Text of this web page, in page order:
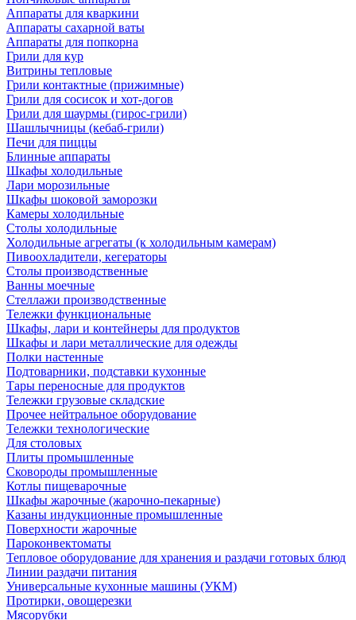
Аппараты для кваркини
Аппараты сахарной ваты
Аппараты для попкорна
Грили для кур
Витрины тепловые
Грили контактные (прижимные)
Грили для сосисок и хот-догов
Грили для шаурмы (гирос-грили)
Шашлычницы (кебаб-грили)
Печи для пиццы
Блинные аппараты
Шкафы холодильные
Лари морозильные
Шкафы шоковой заморозки
Камеры холодильные
Столы холодильные
Холодильные агрегаты (к холодильным камерам)
Пивоохладители, кегераторы
Столы производственные
Ванны моечные
Стеллажи производственные
Тележки функциональные
Шкафы, лари и контейнеры для продуктов
Шкафы и лари металлические для одежды
Полки настенные
Подтоварники, подставки кухонные
Тары переносные для продуктов
Тележки грузовые складские
Прочее нейтральное оборудование
Тележки технологические
Для столовых
Плиты промышленные
Сковороды промышленные
Котлы пищеварочные
Шкафы жарочные (жарочно-пекарные)
Казаны индукционные промышленные
Поверхности жарочные
Пароконвектоматы
Тепловое оборудование для хранения и раздачи готовых блюд
Линии раздачи питания
Универсальные кухонные машины (УКМ)
Протирки, овощерезки
Мясорубки